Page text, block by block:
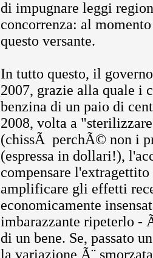
di impugnare leggi
concorrenza: al
questo versante.
In tutto questo, il
2007, grazie alla quale i
benzina di un paio di
2008, volta a
(chissÃ perchÃ© non i
(espressa in dollari!),
compensare
amplificare gli effetti
economicamente
imbarazzante ripeterlo -
di un bene. Se, passato
la variazione Ã¨